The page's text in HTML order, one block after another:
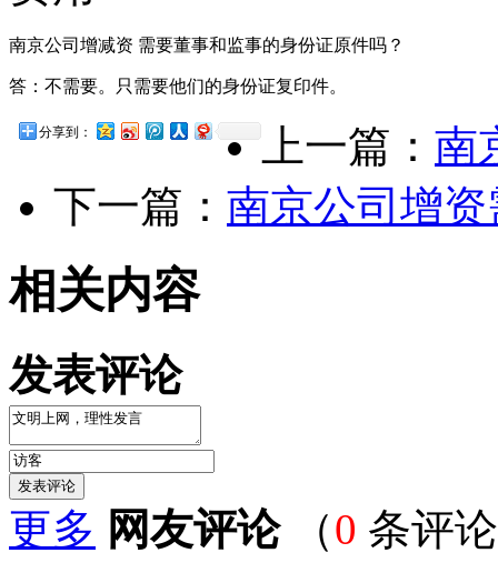
南京公司增减资 需要董事和监事的身份证原件吗？
答：不需要。只需要他们的身份证复印件。
分享到： 上一篇： 南
下一篇： 南京公司增
相关内容
发表评论
更多 网友评论（0 条评